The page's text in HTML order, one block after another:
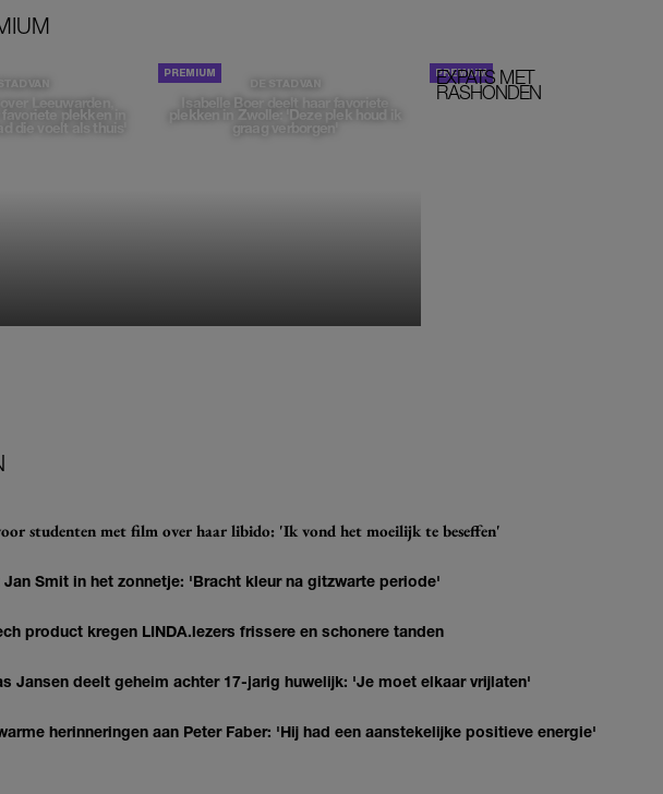
VAN
Leeuwarden,
plekken in
die voelt als thuis'
DE STAD VAN
Isabelle Boer deelt haar favoriete
plekken in Zwolle: 'Deze plek houd ik
graag verborgen'
EXPATS MET
RASHONDEN
studenten met film over haar libido: 'Ik vond het moeilijk te beseffen'
Jan Smit in het zonnetje: 'Bracht kleur na gitzwarte periode'
product kregen LINDA.lezers frissere en schonere tanden
Jansen deelt geheim achter 17-jarig huwelijk: 'Je moet elkaar vrijlaten'
herinneringen aan Peter Faber: 'Hij had een aanstekelijke positieve energie'